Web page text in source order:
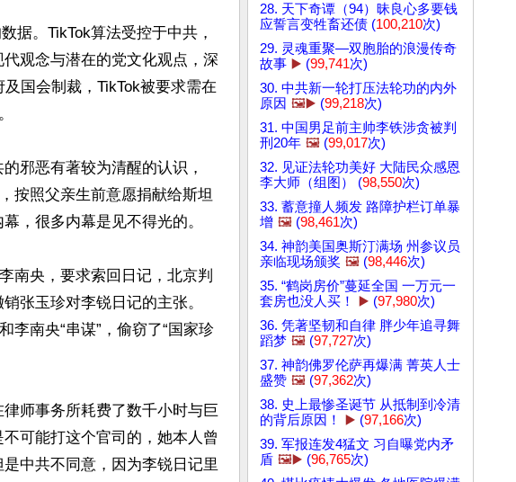
据。TikTok算法受控于中共，
观念与潜在的党文化观点，深
国会制裁，TikTok被要求需在
邪恶有著较为清醒的认识，
按照父亲生前意愿捐献给斯坦
，很多内幕是见不得光的。
南央，要求索回日记，北京判
张玉珍对李锐日记的主张。
李南央“串谋”，偷窃了“国家珍
师事务所耗费了数千小时与巨
可能打这个官司的，她本人曾
中共不同意，因为李锐日记里
28. 天下奇谭（94）昧良心多要钱
应誓言变牲畜还债 (100,210次)
29. 灵魂重聚—双胞胎的浪漫传奇
故事 ▶️ (99,741次)
30. 中共新一轮打压法轮功的内外
原因 🖼️▶️ (99,218次)
31. 中国男足前主帅李铁涉贪被判
刑20年 🖼️ (99,017次)
32. 见证法轮功美好 大陆民众感恩
李大师（组图） (98,550次)
33. 蓄意撞人频发 路障护栏订单暴
增 🖼️ (98,461次)
34. 神韵美国奥斯汀满场 州参议员
亲临现场颁奖 🖼️ (98,446次)
35. “鹤岗房价”蔓延全国 一万元一
套房也没人买！
▶️ (97,980次)
36. 凭著坚韧和自律 胖少年追寻舞
蹈梦 🖼️ (97,727次)
37. 神韵佛罗伦萨再爆满 菁英人士
盛赞 🖼️ (97,362次)
38. 史上最惨圣诞节 从抵制到冷清
的背后原因！
▶️ (97,166次)
39. 军报连发4猛文 习自曝党内矛
盾 🖼️▶️ (96,765次)